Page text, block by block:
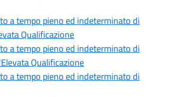
a tempo pieno ed indeterminato di
Qualificazione
a tempo pieno ed indeterminato di
Qualificazione
a tempo pieno ed indeterminato di